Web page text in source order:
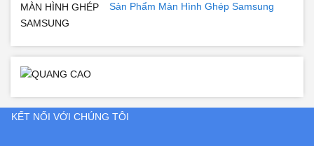
Sản Phẩm Màn Hình Ghép Samsung
KẾT NỐI VỚI CHÚNG TÔI